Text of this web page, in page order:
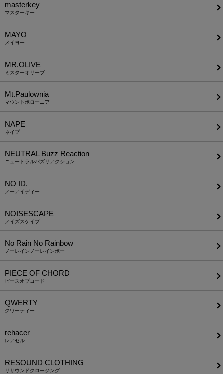
masterkey
マスターキー
MAYO
メイヨー
MR.OLIVE
ミスターオリーブ
Mt.Paulownia
マウントポローニア
NAPE_
ネイプ
NEUTRAL Buzz Reaction
ニュートラルバズリアクション
NO ID.
ノーアイディー
NOISESCAPE
ノイズスケイプ
No Rain No Rainbow
ノーレインノーレインボー
PIECE OF CHORD
ピースオブコード
QWERTY
クワーティー
rehacer
レアセル
RESOUND CLOTHING
リサウンドクロージング